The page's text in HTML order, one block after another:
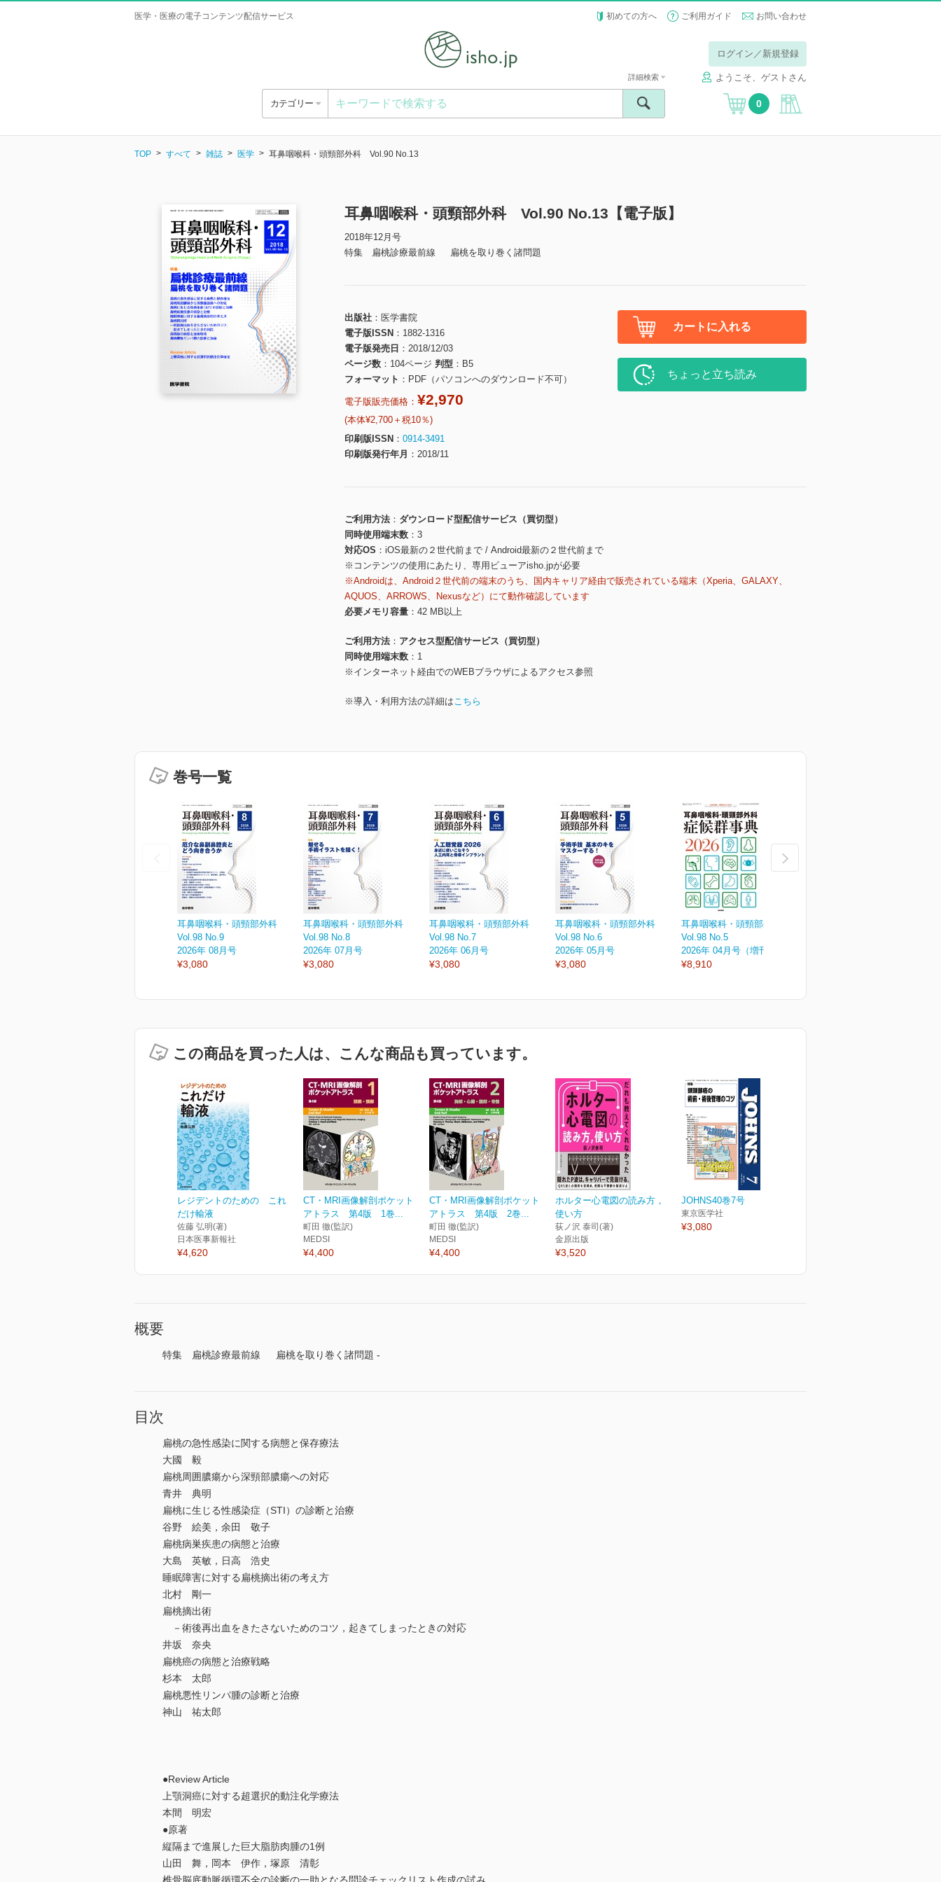
医学・医療の電子コンテンツ配信サービス 初めての方へ ご利用ガイド お問い合わせ
ログイン／新規登録
ようこそ、ゲストさん
カテゴリー
詳細検索
0
TOP すべて 雑誌 医学 耳鼻咽喉科・頭頸部外科 Vol.90 No.13
耳鼻咽喉科・頭頸部外科 Vol.90 No.13【電子版】
2018年12月号
特集 扁桃診療最前線 扁桃を取り巻く諸問題
出版社
医学書院
電子版ISSN
1882-1316
電子版発売日
2018/12/03
ページ数
104ページ 判型
B5
フォーマット
PDF（パソコンへのダウンロード不可）
電子版販売価格： ¥2,970
(本体¥2,700＋税10％)
印刷版ISSN
0914-3491
印刷版発行年月
2018/11
カートに入れる
ちょっと立ち読み
ご利用方法
ダウンロード型配信サービス（買切型）
同時使用端末数
3
対応OS
iOS最新の２世代前まで / Android最新の２世代前まで
※コンテンツの使用にあたり、専用ビューアisho.jpが必要
※Androidは、Android２世代前の端末のうち、国内キャリア経由で販売されている端末（Xperia、GALAXY、
AQUOS、ARROWS、Nexusなど）にて動作確認しています
必要メモリ容量
42 MB以上
ご利用方法
アクセス型配信サービス（買切型）
同時使用端末数
1
※インターネット経由でのWEBブラウザによるアクセス参照
※導入・利用方法の詳細はこちら
巻号一覧
耳鼻咽喉科・頭頸部外科
Vol.98 No.9
2026年 08月号
¥3,080
耳鼻咽喉科・頭頸部外科
Vol.98 No.8
2026年 07月号
¥3,080
耳鼻咽喉科・頭頸部外科
Vol.98 No.7
2026年 06月号
¥3,080
耳鼻咽喉科・頭頸部外科
Vol.98 No.6
2026年 05月号
¥3,080
耳鼻咽喉科・頭頸部外科
Vol.98 No.5
2026年 04月号（増刊号）
¥8,910
この商品を買った人は、こんな商品も買っています。
レジデントのための これ
だけ輸液
佐藤 弘明(著)
日本医事新報社
¥4,620
CT・MRI画像解剖ポケット
アトラス 第4版 1巻...
町田 徹(監訳)
MEDSI
¥4,400
CT・MRI画像解剖ポケット
アトラス 第4版 2巻...
町田 徹(監訳)
MEDSI
¥4,400
ホルター心電図の読み方，
使い方
荻ノ沢 泰司(著)
金原出版
¥3,520
JOHNS40巻7号
東京医学社
¥3,080
概要
特集 扁桃診療最前線 扁桃を取り巻く諸問題 -
目次
扁桃の急性感染に関する病態と保存療法
大國 毅
扁桃周囲膿瘍から深頸部膿瘍への対応
青井 典明
扁桃に生じる性感染症（STI）の診断と治療
谷野 絵美，余田 敬子
扁桃病巣疾患の病態と治療
大島 英敏，日高 浩史
睡眠障害に対する扁桃摘出術の考え方
北村 剛一
扁桃摘出術
－術後再出血をきたさないためのコツ，起きてしまったときの対応
井坂 奈央
扁桃癌の病態と治療戦略
杉本 太郎
扁桃悪性リンパ腫の診断と治療
神山 祐太郎
●Review Article
上顎洞癌に対する超選択的動注化学療法
本間 明宏
●原著
縦隔まで進展した巨大脂肪肉腫の1例
山田 舞，岡本 伊作，塚原 清彰